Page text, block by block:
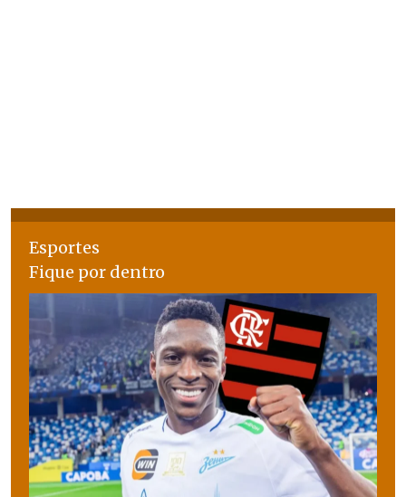
Esportes
Fique por dentro